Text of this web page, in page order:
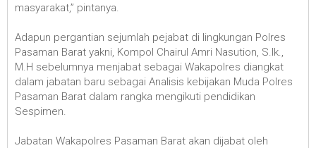
masyarakat,” pintanya.
Adapun pergantian sejumlah pejabat di lingkungan Polres
Pasaman Barat yakni, Kompol Chairul Amri Nasution, S.Ik.,
M.H sebelumnya menjabat sebagai Wakapolres diangkat
dalam jabatan baru sebagai Analisis kebijakan Muda Polres
Pasaman Barat dalam rangka mengikuti pendidikan
Sespimen.
Jabatan Wakapolres Pasaman Barat akan dijabat oleh